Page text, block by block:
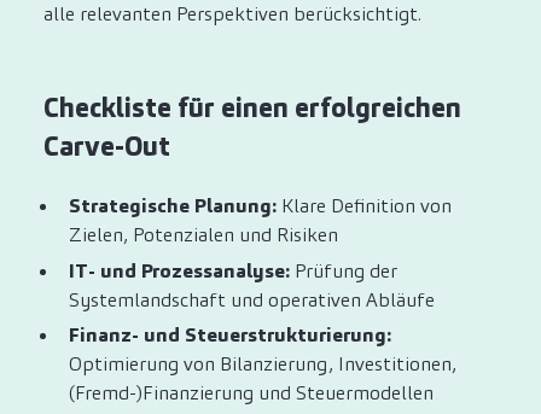
alle relevanten Perspektiven berücksichtigt.
Checkliste für einen erfolgreichen
Carve-Out
Strategische Planung:Klare Definition von
Zielen, Potenzialen und Risiken
IT- und Prozessanalyse: Prüfung der
Systemlandschaft und operativen Abläufe
Finanz- und Steuerstrukturierung:
Optimierung von Bilanzierung, Investitionen,
(Fremd-)Finanzierung und Steuermodellen